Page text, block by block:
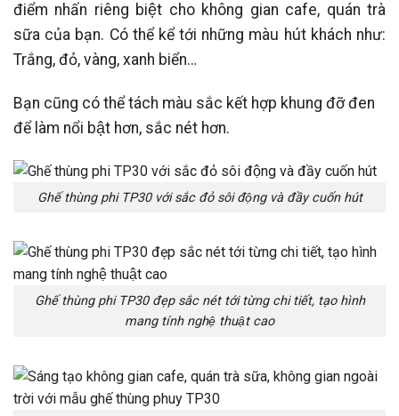
điểm nhấn riêng biệt cho không gian cafe, quán trà
sữa của bạn. Có thể kể tới những màu hút khách như:
Trắng, đỏ, vàng, xanh biển…
Bạn cũng có thể tách màu sắc kết hợp khung đỡ đen
để làm nổi bật hơn, sắc nét hơn.
Ghế thùng phi TP30 với sắc đỏ sôi động và đầy cuốn hút
Ghế thùng phi TP30 đẹp sắc nét tới từng chi tiết, tạo hình
mang tính nghệ thuật cao